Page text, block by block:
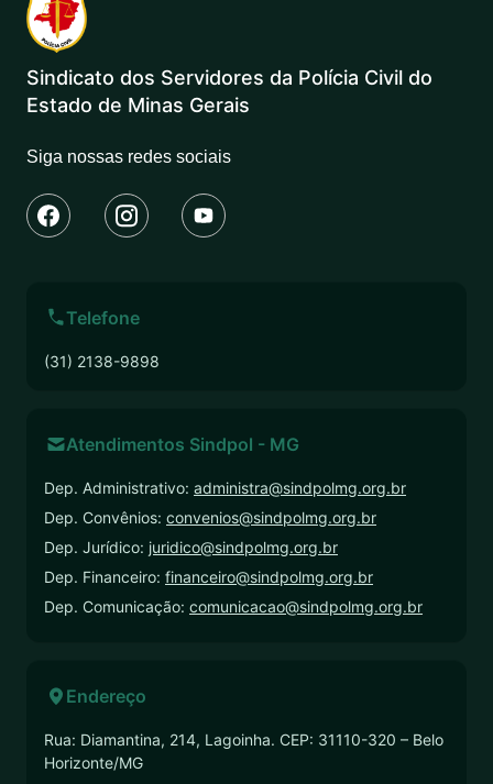
Sindicato dos Servidores da Polícia Civil do
Estado de Minas Gerais
Siga nossas redes sociais
Telefone
(31) 2138-9898
Atendimentos Sindpol - MG
Dep. Administrativo: administra@sindpolmg.org.br
Dep. Convênios: convenios@sindpolmg.org.br
Dep. Jurídico: juridico@sindpolmg.org.br
Dep. Financeiro: financeiro@sindpolmg.org.br
Dep. Comunicação: comunicacao@sindpolmg.org.br
Endereço
Rua: Diamantina, 214, Lagoinha. CEP: 31110-320 – Belo
Horizonte/MG